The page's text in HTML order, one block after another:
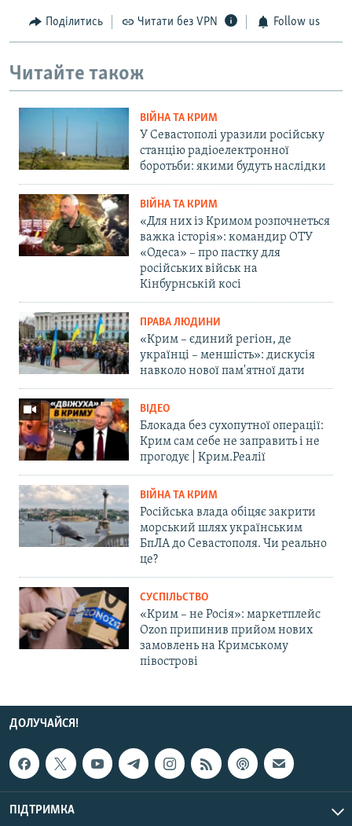
Поділитись Читати без VPN Follow us
Читайте також
ВІЙНА ТА КРИМ
У Севастополі уразили російську
станцію радіоелектронної
боротьби: якими будуть наслідки
ВІЙНА ТА КРИМ
«Для них із Кримом розпочнеться
важка історія»: командир ОТУ
«Одеса» – про пастку для
російських військ на
Кінбурнській косі
ПРАВА ЛЮДИНИ
«Крим – єдиний регіон, де
українці – меншість»: дискусія
навколо нової пам'ятної дати
ВІДЕО
Блокада без сухопутної операції:
Крим сам себе не заправить і не
прогодує | Крим.Реалії
ВІЙНА ТА КРИМ
Російська влада обіцяє закрити
морський шлях українським
БпЛА до Севастополя. Чи реально
це?
СУСПІЛЬСТВО
«Крим – не Росія»: маркетплейс
Ozon припинив прийом нових
замовлень на Кримському
півострові
ДОЛУЧАЙСЯ!
ПІДТРИМКА